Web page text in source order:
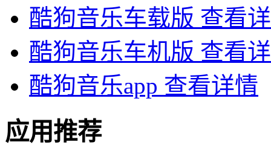
酷狗音乐车载版 查看
酷狗音乐车机版 查看
酷狗音乐app 查看详情
应用推荐